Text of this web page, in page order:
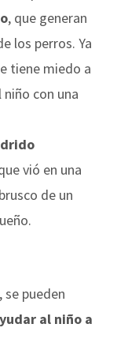
, que generan
los perros. Ya
tiene miedo a
con una
vió en una
de un
pueden
al niño a